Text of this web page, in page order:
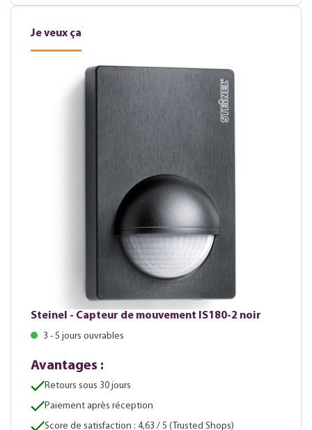
Je veux ça
Steinel - Capteur de mouvement IS180-2 noir
3 - 5 jours ouvrables
Avantages :
Retours sous 30 jours
Paiement après réception
Score de satisfaction : 4,63 / 5 (Trusted Shops)